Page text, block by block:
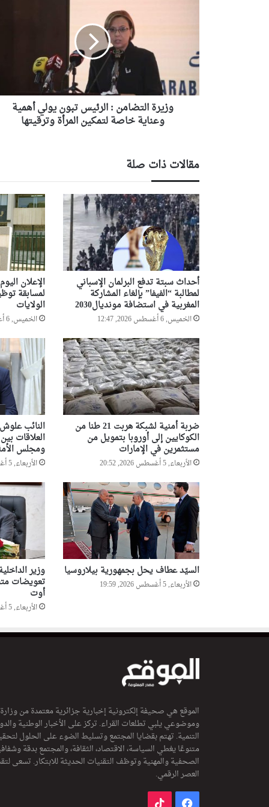
ا
ل
ت
ض
ل
ر
ئ
ي
س
ت
ب
و
ن
ي
و
ل
ي
أ
ه
م
ي
ة
و
ع
ن
ا
ي
ة
ا
ص
ة
ل
ت
م
ك
ي
ن
ر
ة
و
ق
ي
ت
ه
ا
وزيرة التضامن : الرئيس تبون يولي أهمية
وعناية خاصة لتمكين المرأة وترقيتها
مقالات ذات صلة
أحداث سبتة تدفع البرلمان الإسباني
لمطالبة “الفيفا” بإلغاء المشاركة
المغربية في استضافة مونديال2030
الخميس, 6 أغسطس 2026, 12:47
الإعلان
لمسابقة
الولايات
الخميس, 6 أغسطس 2026, 12:00
ضربة أمنية لشبكة هربت 21 طنا من
الكوكايين إلى أوروبا بتمويل من
مستثمرين في الإمارات
الأربعاء, 5 أغسطس 2026, 20:52
النائب
العلاقات
ومجلس
الأربعاء, 5 أغسطس 2026, 20:24
السيّد عطاف يحل بجمهورية بيلاروسيا
الأربعاء, 5 أغسطس 2026, 19:59
وزير
تعويضات
أوت
الأربعاء, 5 أغسطس 2026, 19:57
الموقع هي صحيفة إلكترونية إخبارية جزائرية معتمدة من
وموضوعي يلبي تطلعات القراء. تركز على الأخبار الوطنية
التنمية. تهتم بقضايا المجتمع وتسليط الضوء على الحلول
متنوعًا يغطي السياسة، الاقتصاد، الثقافة، والمجتمع بدقة
الصحفية والمهنية وتوظف التقنيات الحديثة للابتكار. تسعى
العصر الرقمي.